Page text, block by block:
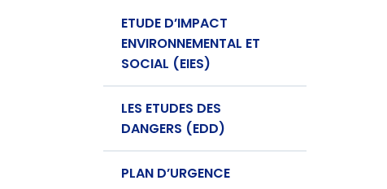
ETUDE D’IMPACT
ENVIRONNEMENTAL ET
SOCIAL (EIES)
LES ETUDES DES
DANGERS (EDD)
PLAN D’URGENCE